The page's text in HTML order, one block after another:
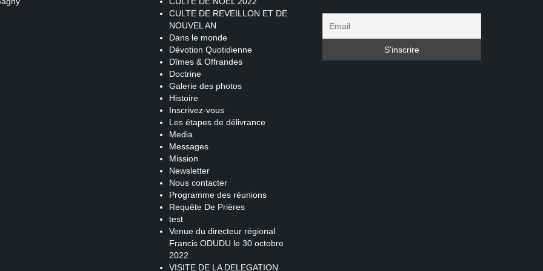
CULTE DE REVEILLON ET DE
NOUVEL AN
Dans le monde
Dévotion Quotidienne
Dîmes & Offrandes
Doctrine
Galerie des photos
Histoire
Inscrivez-vous
Les étapes de délivrance
Media
Messages
Mission
Newsletter
Nous contacter
Programme des réunions
Requête De Prières
test
Venue du directeur régional
Francis ODUDU le 30 octobre
2022
VISITE DE LA DELEGATION